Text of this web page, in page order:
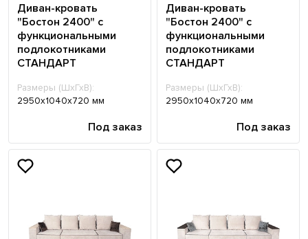
Диван-кровать
"Бостон 2400" с
функциональными
подлокотниками
СТАНДАРТ
Размеры (ШхГхВ):
2950х1040х720 мм
Под заказ
Диван-кровать
"Бостон 2400" с
функциональными
подлокотниками
СТАНДАРТ
Размеры (ШхГхВ):
2950х1040х720 мм
Под заказ